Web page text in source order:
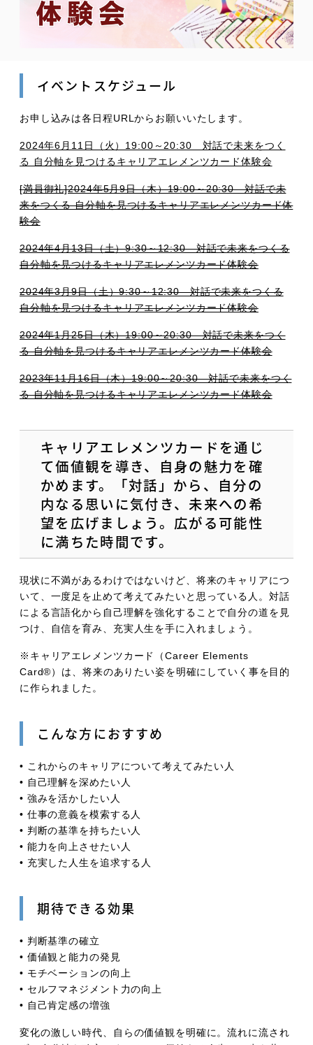
イベントスケジュール
お申し込みは各日程URLからお願いいたします。
2024年6月11日（火）19:00～20:30 対話で未来をつく
る 自分軸を見つけるキャリアエレメンツカード体験会
[満員御礼]2024年5月9日（木）19:00～20:30 対話で未
来をつくる 自分軸を見つけるキャリアエレメンツカード体
験会
2024年4月13日（土）9:30～12:30 対話で未来をつくる
自分軸を見つけるキャリアエレメンツカード体験会
2024年3月9日（土）9:30～12:30 対話で未来をつくる
自分軸を見つけるキャリアエレメンツカード体験会
2024年1月25日（木）19:00～20:30 対話で未来をつく
る 自分軸を見つけるキャリアエレメンツカード体験会
2023年11月16日（木）19:00～20:30 対話で未来をつく
る 自分軸を見つけるキャリアエレメンツカード体験会
キャリアエレメンツカードを通じ
て価値観を導き、自身の魅力を確
かめます。「対話」から、自分の
内なる思いに気付き、未来への希
望を広げましょう。広がる可能性
に満ちた時間です。
現状に不満があるわけではないけど、将来のキャリアにつ
いて、一度足を止めて考えてみたいと思っている人。対話
による言語化から自己理解を強化することで自分の道を見
つけ、自信を育み、充実人生を手に入れましょう。
※キャリアエレメンツカード（Career Elements
Card®）は、将来のありたい姿を明確にしていく事を目的
に作られました。
こんな方におすすめ
• これからのキャリアについて考えてみたい人
• 自己理解を深めたい人
• 強みを活かしたい人
• 仕事の意義を模索する人
• 判断の基準を持ちたい人
• 能力を向上させたい人
• 充実した人生を追求する人
期待できる効果
• 判断基準の確立
• 価値観と能力の発見
• モチベーションの向上
• セルフマネジメント力の向上
• 自己肯定感の増強
変化の激しい時代、自らの価値観を明確に。流れに流され